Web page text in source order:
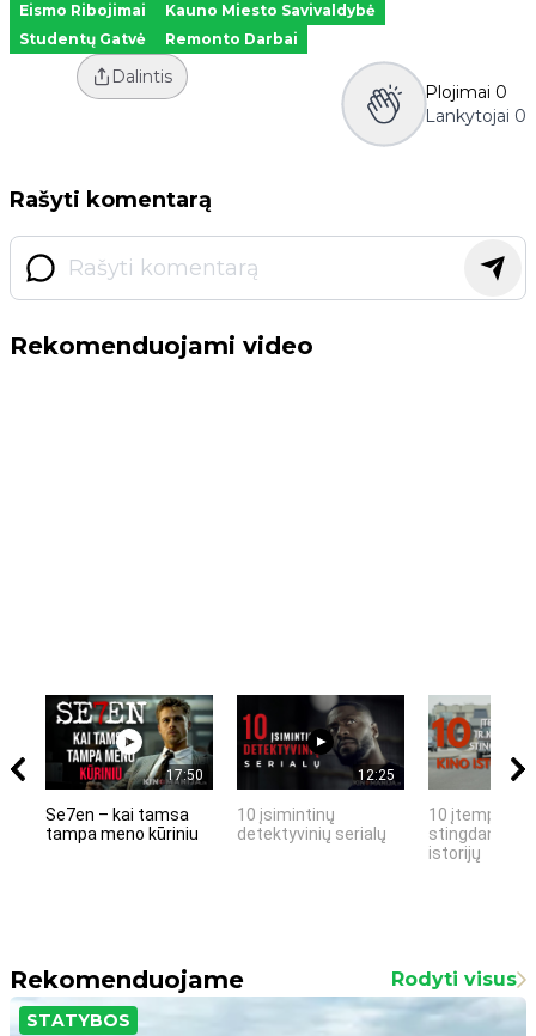
Eismo Ribojimai
Kauno Miesto Savivaldybė
Studentų Gatvė
Remonto Darbai
Dalintis
Plojimai 0
Lankytojai 0
Rašyti komentarą
Rekomenduojami video
17:50
Se7en – kai tamsa
tampa meno kūriniu
12:25
10 įsimintinų
detektyvinių serialų
10 įtemptų,
stingdančių
istorijų
Rekomenduojame Rodyti visus
STATYBOS